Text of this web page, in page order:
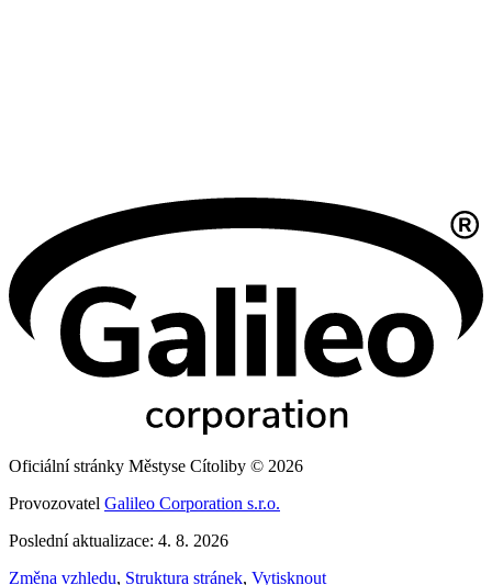
Oficiální stránky Městyse Cítoliby © 2026
Provozovatel Galileo Corporation s.r.o.
Poslední aktualizace: 4. 8. 2026
Změna vzhledu, Struktura stránek, Vytisknout